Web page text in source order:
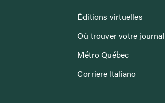
Éditions virtuelles
Où trouver votre journal
Métro Québec
Corriere Italiano